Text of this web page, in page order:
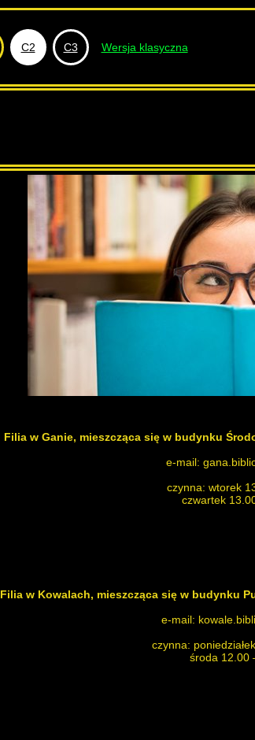
C2 C3 Wersja klasyczna
Filia w Ganie, mieszcząca się w budynku
e-mail:
czynna: wtorek
czwartek
Filia w Kowalach, mieszcząca się w budynku
e-mail:
czynna:
środa 12.00